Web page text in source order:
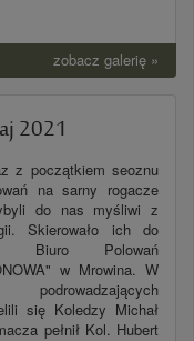
zobacz galerię »
2021
z początkiem seoznu
na sarny rogacze
do nas myśliwi z
Skierowało ich do
Biuro Polowań
w Mrowina. W
podrowadzających
się Koledzy Michał
pełnił Kol. Hubert